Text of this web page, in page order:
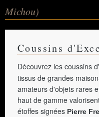
Michou)
Coussins
Découvrez les coussins
tissus de grandes
amateurs d'objets rares
haut de gamme
étoffes signées Pierre